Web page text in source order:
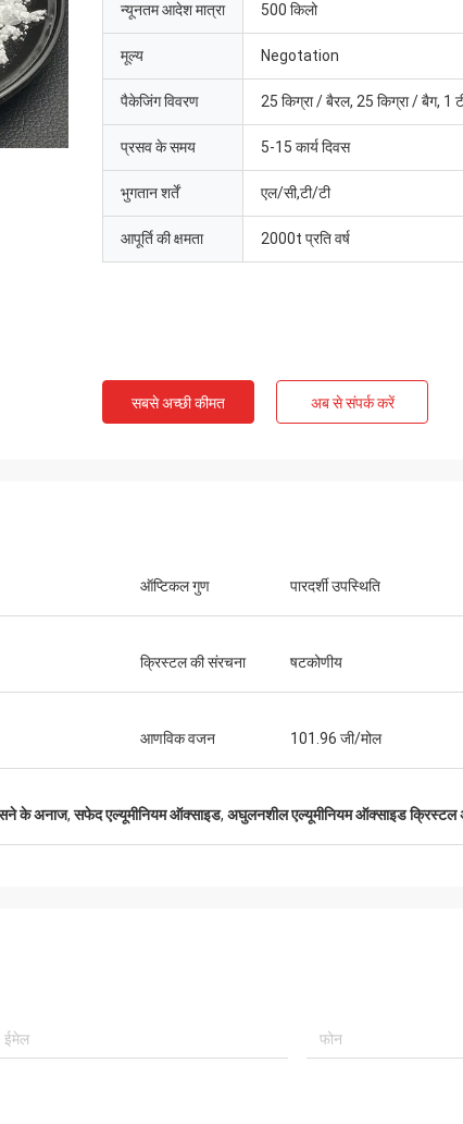
न्यूनतम आदेश मात्रा 500 किलो
मूल्य Negotation
पैकेजिंग विवरण 25 किग्रा / बैरल, 25 किग्रा / बैग, 1
प्रसव के समय 5-15 कार्य दिवस
भुगतान शर्तें एल/सी,टी/टी
आपूर्ति की क्षमता 2000t प्रति वर्ष
सबसे अच्छी कीमत अब से संपर्क करें
ऑप्टिकल गुण पारदर्शी उपस्थिति
क्रिस्टल की संरचना षटकोणीय
आणविक वजन 101.96 जी/मोल
के अनाज,सफेद एल्यूमीनियम ऑक्साइड, अघुलनशील एल्यूमीनियम ऑक्साइड क्रिस्टल